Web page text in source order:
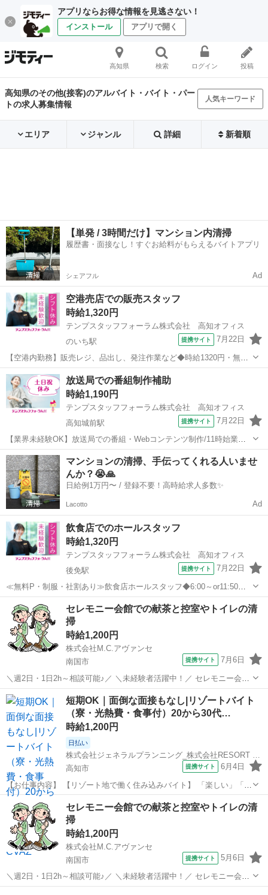
アプリならお得な情報を見逃さない！
インストール アプリで開く
高知県 検索 ログイン 投稿
高知県のその他(接客)のアルバイト・バイト・パー
トの求人募集情報
人気キーワード
エリア ジャンル 詳細 新着順
【単発 / 3時間だけ】マンション内清掃
履歴書・面接なし！すぐお給料がもらえるバイトアプリ
シェアフル Ad
空港売店での販売スタッフ
時給1,320円
テンプスタッフフォーラム株式会社 高知オフィス
のいち駅
提携サイト 7月22日
【空港内勤務】販売レジ、品出し、発注作業など◆時給1320円・無料
Pあり ●香南市方面からも通いやすい立地♪無料駐車場あります！ ●
出社時に焦らない！制服着たまま通勤OK！ ●多くの派遣スタッフが活
躍中の職場です...
高知 南国市 のいち駅 その他
放送局での番組制作補助
時給1,190円
テンプスタッフフォーラム株式会社 高知オフィス
高知城前駅
提携サイト 7月22日
【業界未経験OK】放送局での番組・Webコンテンツ制作/11時始業・
土日祝休 ●朝ゆっくりできる11時～19時勤務！年休120日あり♪ ●20
～30代が多く在籍している部署！動きのあるお仕事をご希望の方へ！
●お...
高知 高知市 その他
マンションの清掃、手伝ってくれる人いませ
んか？😭🙏
日給例1万円〜 / 登録不要！高時給求人多数✨
Lacotto Ad
飲食店でのホールスタッフ
時給1,320円
テンプスタッフフォーラム株式会社 高知オフィス
後免駅
提携サイト 7月22日
≪無料P・制服・社割あり≫飲食店ホールスタッフ◆6:00～or11:50～
●香南市方面からも通いやすい立地♪嬉しい無料駐車場・社割あり！
●出社時に焦らない！制服着たまま通勤OK！ ●6:00～、11:50～の...
高知 南国市 その他
セレモニー会館での献茶と控室やトイレの清
掃
時給1,200円
株式会社M.C.アヴァンセ
南国市
提携サイト 7月6日
＼週2日・1日2h～相談可能♪／ ＼未経験者活躍中！／ セレモニー会館
での清掃スタッフです。 【具体的には】 主な業務は葬祭が滞りなく行
われるようにサポートする業務です。 ◎セレモニーのお手伝い ◎葬儀
場での準備 ◎お出...
高知 その他
短期OK｜面倒な面接もなし|リゾートバイト
（寮・光熱費・食事付）20から30代…
時給1,200円
日払い
株式会社ジェネラルプランニング_株式会社RESORT CROSS リゾート部門
高知市
提携サイト 6月4日
【お仕事内容】 【リゾート地で働く住み込みバイト】 「楽しい」「嬉
しい」「美味しい」 そんな住込みリゾートバイトを始めてみません
か？ 「効率よく稼げるところで短期集中でお金を貯めたい」 「同年代
が多く友達と観光しながら働...
高知 高知市
セレモニー会館での献茶と控室やトイレの清
掃
時給1,200円
株式会社M.C.アヴァンセ
南国市
提携サイト 5月6日
＼週2日・1日2h～相談可能♪／ ＼未経験者活躍中！／ セレモニー会館
での清掃スタッフです。 【具体的には】 主な業務は葬祭が滞りなく行